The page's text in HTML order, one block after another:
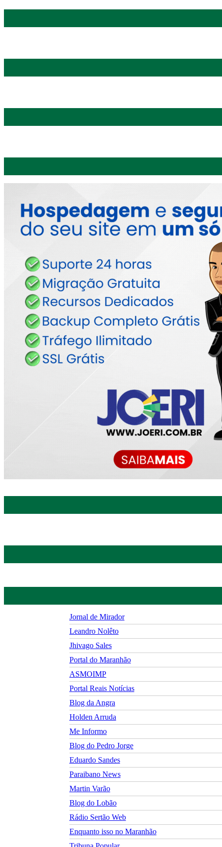
Jornal de Mirador
Leandro Nolêto
Jhivago Sales
Portal do Maranhão
ASMOIMP
Portal Reais Notí­cias
Blog da Angra
Holden Arruda
Me Informo
Blog do Pedro Jorge
Eduardo Sandes
Paraibano News
Martin Varão
Blog do Lobão
Rádio Sertão Web
Enquanto isso no Maranhão